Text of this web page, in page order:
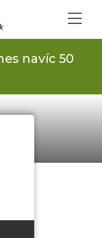
navíc 50